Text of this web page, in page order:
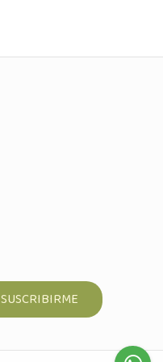
SUSCRIBIRME